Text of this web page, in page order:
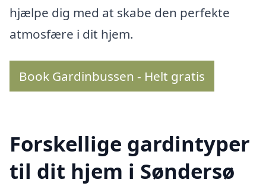
hjælpe dig med at skabe den perfekte
atmosfære i dit hjem.
Book Gardinbussen - Helt gratis
Forskellige gardintyper
til dit hjem i Søndersø